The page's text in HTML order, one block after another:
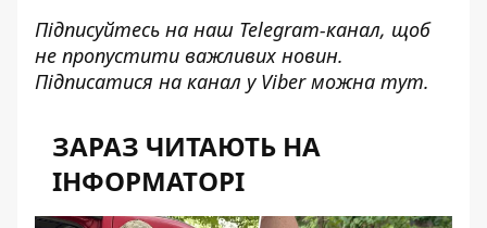
Підписуйтесь на наш Telegram-канал, щоб
не пропустити важливих новин.
Підписатися на канал у Viber можна тут.
ЗАРАЗ ЧИТАЮТЬ НА
ІНФОРМАТОРІ